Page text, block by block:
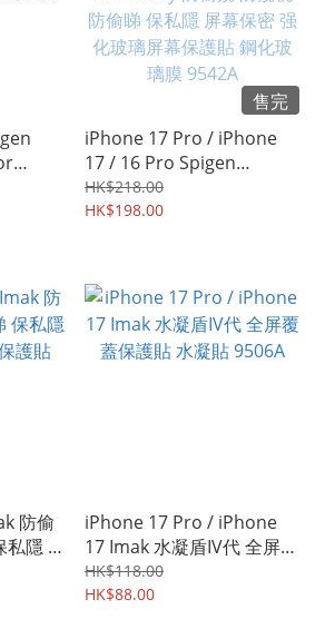
護軟
售完
iPhone 17 Pro / iPhone
17 / 16 Pro Spigen
AluminaCore Glas.tR EZ
Fit Privacy 防偷窺 防窺視
璃膜 9542A
HK$218.00
HK$198.00
防偷
隱 鋼
iPhone 17 Pro / iPhone
17 Imak 水凝盾IV代 全屏覆
蓋保護貼 水凝貼 9506A
HK$118.00
HK$88.00